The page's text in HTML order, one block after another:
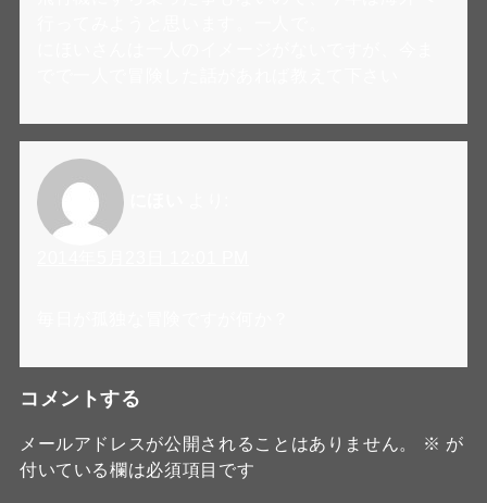
コメントする
メールアドレスが公開されることはありません。 ※ が
付いている欄は必須項目です